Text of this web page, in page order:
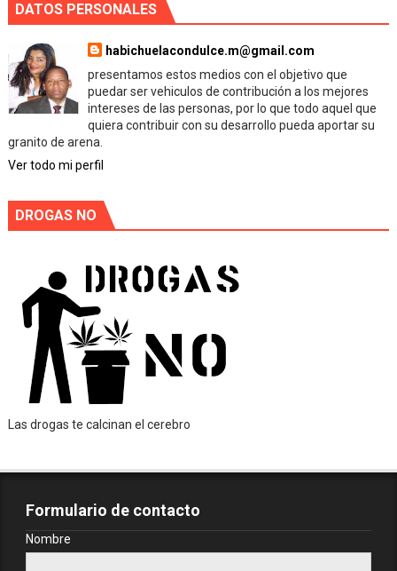
DATOS PERSONALES
habichuelacondulce.m@gmail.com
presentamos estos medios con el objetivo que
puedar ser vehiculos de contribución a los mejores
intereses de las personas, por lo que todo aquel que
quiera contribuir con su desarrollo pueda aportar su
granito de arena.
Ver todo mi perfil
DROGAS NO
Las drogas te calcinan el cerebro
Formulario de contacto
Nombre